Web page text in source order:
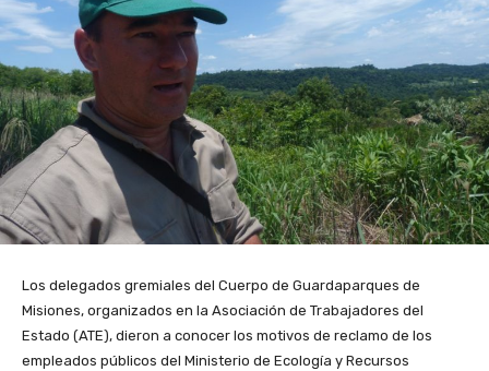
Los delegados gremiales del Cuerpo de Guardaparques de
Misiones, organizados en la Asociación de Trabajadores del
Estado (ATE), dieron a conocer los motivos de reclamo de los
empleados públicos del Ministerio de Ecología y Recursos